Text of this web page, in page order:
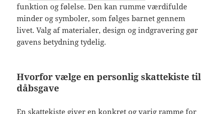
funktion og følelse. Den kan rumme værdifulde
minder og symboler, som følges barnet gennem
livet. Valg af materialer, design og indgravering gør
gavens betydning tydelig.
Hvorfor vælge en personlig skattekiste til
dåbsgave
En skattekiste giver en konkret og varig ramme for